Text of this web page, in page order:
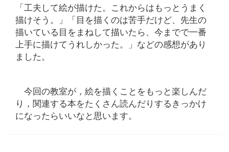
「工夫して絵が描けた。これからはもっとうまく
描けそう。」「目を描くのは苦手だけど、先生の
描いている目をまねして描いたら、今までで一番
上手に描けてうれしかった。」などの感想があり
ました。
今回の教室が，絵を描くことをもっと楽しんだ
り，関連する本をたくさん読んだりするきっかけ
になったらいいなと思います。